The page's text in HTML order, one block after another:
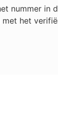
nummer in
met het